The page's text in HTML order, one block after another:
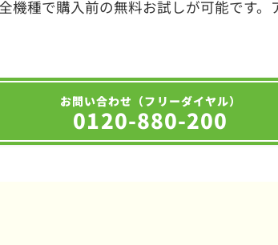
機種で購入前の無料お試しが可能です。
お問い合わせ（フリーダイヤル）
0120-880-200